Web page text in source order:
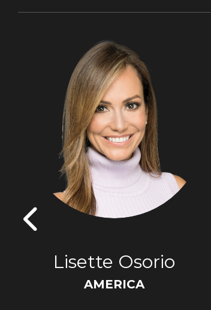
Lisette Osorio
AMERICA